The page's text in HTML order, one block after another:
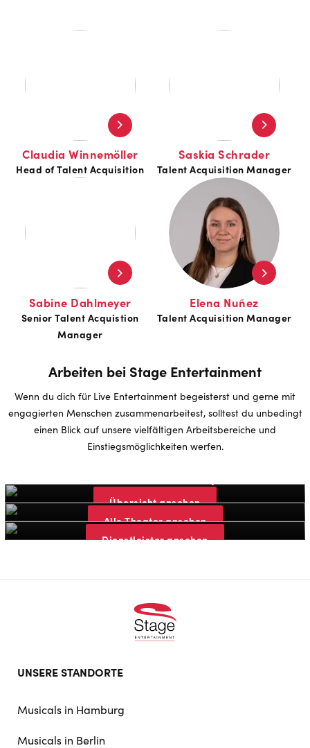
Claudia Winnemöller
Head of Talent Acquisition
Saskia Schrader
Talent Acquisition Manager
Sabine Dahlmeyer
Senior Talent Acquistion
Manager
Elena Nuñez
Talent Acquisition Manager
Arbeiten bei Stage Entertainment
Wenn du dich für Live Entertainment begeisterst und gerne mit
engagierten Menschen zusammenarbeitest, solltest du unbedingt
einen Blick auf unsere vielfältigen Arbeitsbereiche und
Einstiegsmöglichkeiten werfen.
Übersicht ansehen
Unsere weiteren Theater
Alle Theater ansehen
Arbeiten bei unseren Dienstleistern
Dienstleister ansehen
UNSERE STANDORTE
Musicals in Hamburg
Musicals in Berlin